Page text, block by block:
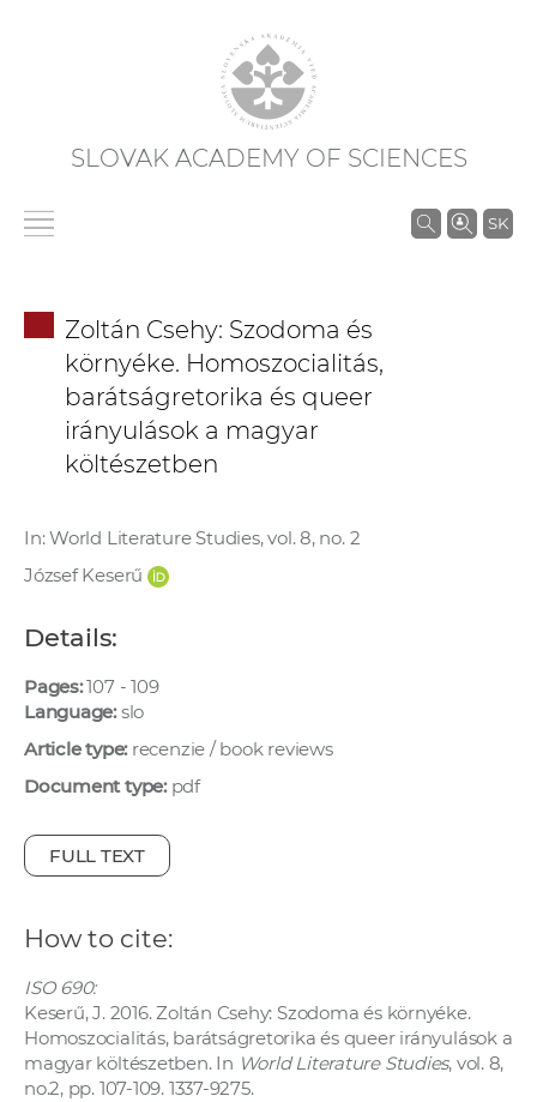
SLOVAK ACADEMY OF SCIENCES
SK
S
Zoltán Csehy: Szodoma és
környéke. Homoszocialitás,
barátságretorika és queer
irányulások a magyar
költészetben
In: World Literature Studies, vol. 8, no. 2
József Keserű
Details:
Pages:107 - 109
Language:slo
Article type:recenzie / book reviews
Document type:pdf
FULL TEXT
How to cite:
ISO 690:
Keserű, J. 2016. Zoltán Csehy: Szodoma és környéke.
Homoszocialitás, barátságretorika és queer irányulások a
magyar költészetben. In World Literature Studies, vol. 8,
no.2, pp. 107-109. 1337-9275.